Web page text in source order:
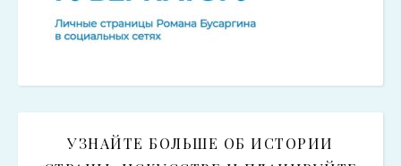
УЗНАЙТЕ БОЛЬШЕ ОБ ИСТОРИИ